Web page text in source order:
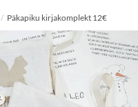
/ Päkapiku kirjakomplekt 12€